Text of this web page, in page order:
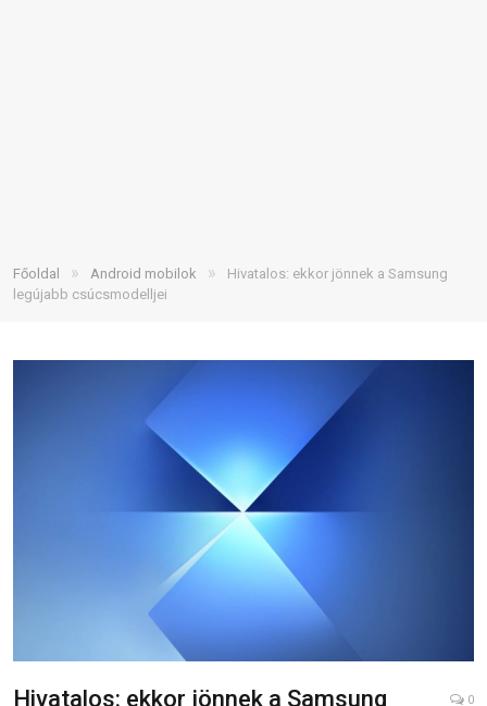
Főoldal » Android mobilok »
Hivatalos: ekkor jönnek a Samsung
legújabb csúcsmodelljei
Hivatalos: ekkor jönnek a Samsung
0